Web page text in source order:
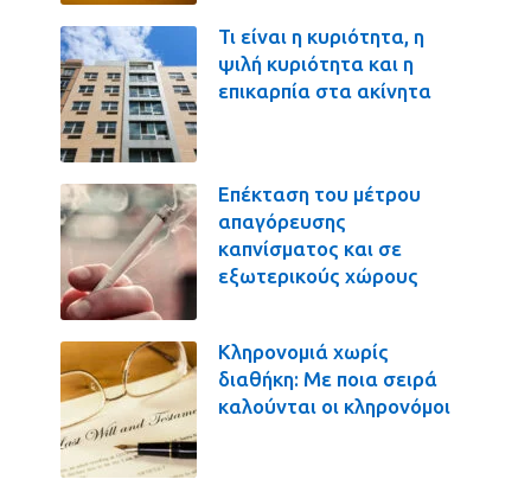
Τι είναι η κυριότητα, η
ψιλή κυριότητα και η
επικαρπία στα ακίνητα
Επέκταση του μέτρου
απαγόρευσης
καπνίσματος και σε
εξωτερικούς χώρους
Κληρονομιά χωρίς
διαθήκη: Με ποια σειρά
καλούνται οι κληρονόμοι